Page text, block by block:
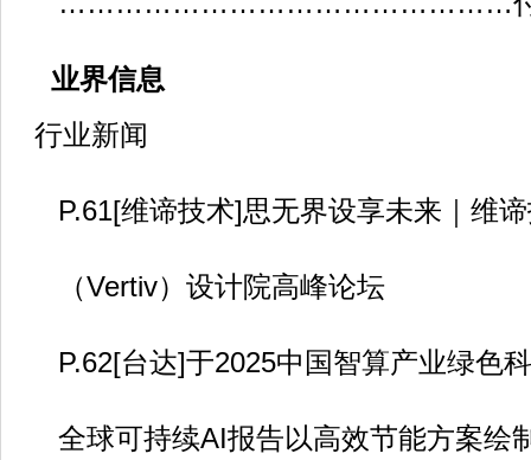
业界信息
行业新闻
P.61[维谛技术]思无界设享未来｜维谛
（Vertiv）设计院高峰论坛
P.62[台达]于2025中国智算产业绿色
全球可持续AI报告以高效节能方案绘